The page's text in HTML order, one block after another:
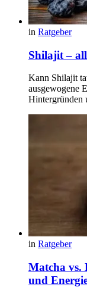
in Ratgeber
Shilajit –
Kann Shilajit
ausgewogene
Hintergründen
in Ratgeber
Matcha vs.
und